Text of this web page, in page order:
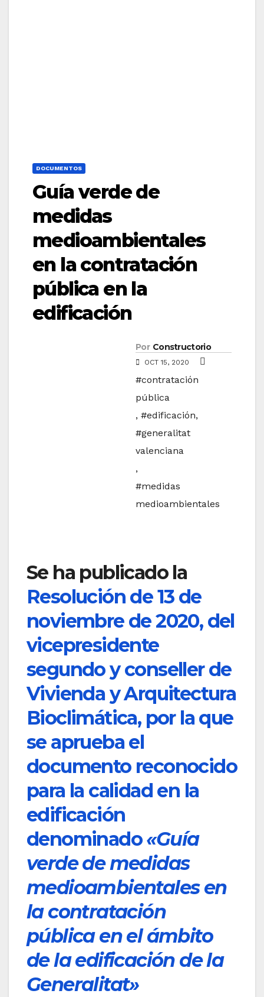
DOCUMENTOS
Guía verde de
medidas
medioambientales
en la contratación
pública en la
edificación
Por Constructorio
OCT 15, 2020
#contratación
pública
, #edificación,
#generalitat
valenciana
,
#medidas
medioambientales
Se ha publicado la
Resolución de 13 de
noviembre de 2020, del
vicepresidente
segundo y conseller de
Vivienda y Arquitectura
Bioclimática, por la que
se aprueba el
documento reconocido
para la calidad en la
edificación
denominado«Guía
verde de medidas
medioambientales en
la contratación
pública en el ámbito
de la edificación de la
Generalitat»